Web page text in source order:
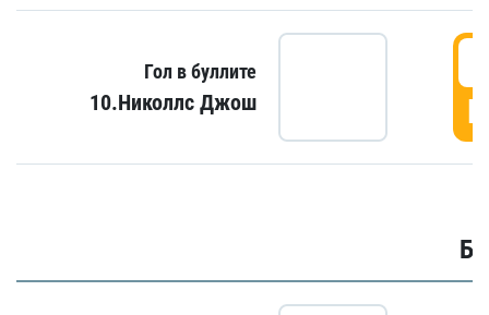
Гол в буллите
10.Николлс Джош